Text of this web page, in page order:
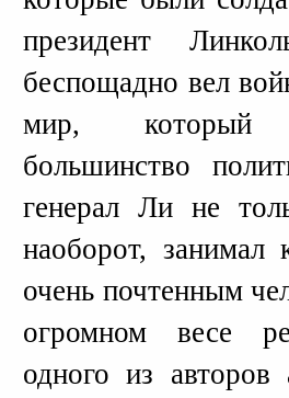
президент
беспощадно вел
мир, который
большинство
генерал Ли не
наоборот, занимал
очень почтенным
огромном весе
одного из авторов